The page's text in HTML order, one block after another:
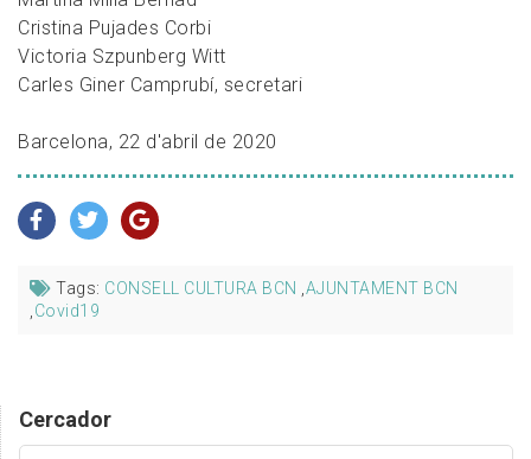
Cristina Pujades Corbi
Victoria Szpunberg Witt
Carles Giner Camprubí, secretari
Barcelona, 22 d'abril de 2020
Tags: CONSELL CULTURA BCN AJUNTAMENT BCN
Covid19
Cercador